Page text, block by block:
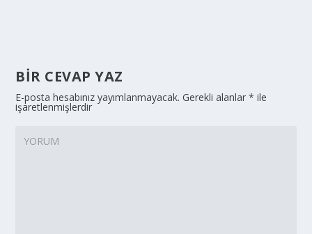
BIR CEVAP YAZ
E-posta hesabınız yayımlanmayacak. Gerekli alanlar* ile
işaretlenmişlerdir